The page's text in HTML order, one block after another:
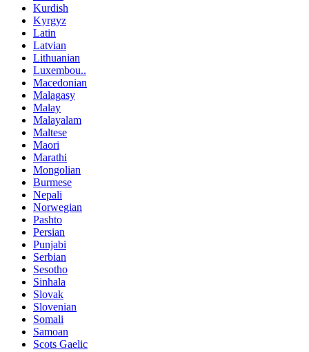
Kurdish
Kyrgyz
Latin
Latvian
Lithuanian
Luxembou..
Macedonian
Malagasy
Malay
Malayalam
Maltese
Maori
Marathi
Mongolian
Burmese
Nepali
Norwegian
Pashto
Persian
Punjabi
Serbian
Sesotho
Sinhala
Slovak
Slovenian
Somali
Samoan
Scots Gaelic